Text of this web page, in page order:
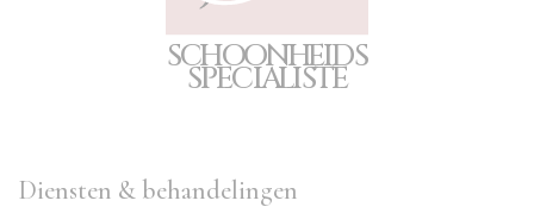
SCHOONHEIDS
SPECIALISTE
Diensten & behandelingen